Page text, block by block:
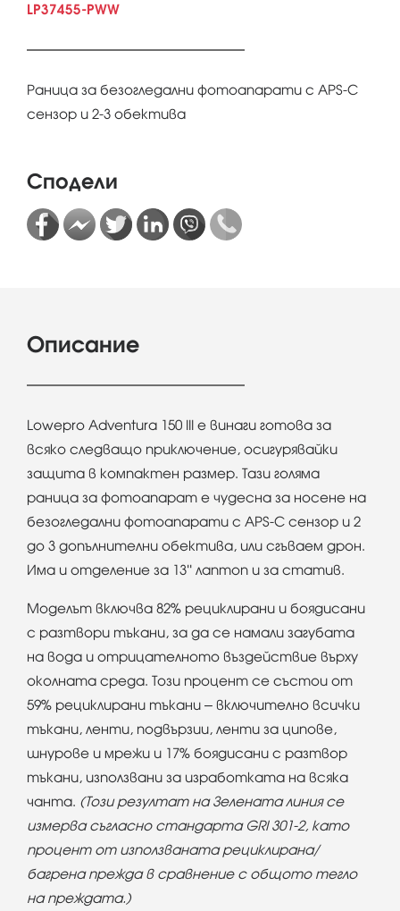
LP37455-PWW
Раница за безогледални фотоапарати с APS-C
сензор и 2-3 обектива
Сподели
Описание
Lowepro Adventura 150 III е винаги готова за
всяко следващо приключение, осигурявайки
защита в компактен размер. Тази голяма
раница за фотоапарат е чудесна за носене на
безогледални фотоапарати с APS-C сензор и 2
до 3 допълнителни обектива, или сгъваем дрон.
Има и отделение за 13'' лаптоп и за статив.
Моделът включва 82% рециклирани и боядисани
с разтвори тъкани, за да се намали загубата
на вода и отрицателното въздействие върху
околната среда. Този процент се състои от
59% рециклирани тъкани – включително всички
тъкани, ленти, подвързии, ленти за ципове,
шнурове и мрежи и 17% боядисани с разтвор
тъкани, използвани за изработката на всяка
чанта. (Този резултат на Зелената линия се
измерва съгласно стандарта GRI 301-2, като
процент от използваната рециклирана/
багрена прежда в сравнение с общото тегло
на преждата.)